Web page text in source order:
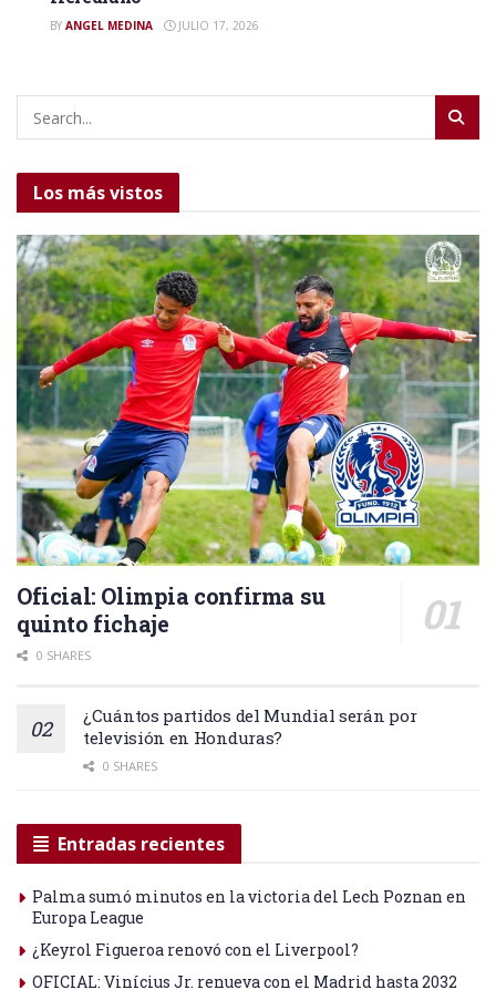
BY ANGEL MEDINA JULIO 17, 2026
Los más vistos
Oficial: Olimpia confirma su
quinto fichaje
0 SHARES
¿Cuántos partidos del Mundial serán por
televisión en Honduras?
0 SHARES
Entradas recientes
Palma sumó minutos en la victoria del Lech Poznan en
Europa League
¿Keyrol Figueroa renovó con el Liverpool?
OFICIAL: Vinícius Jr. renueva con el Madrid hasta 2032